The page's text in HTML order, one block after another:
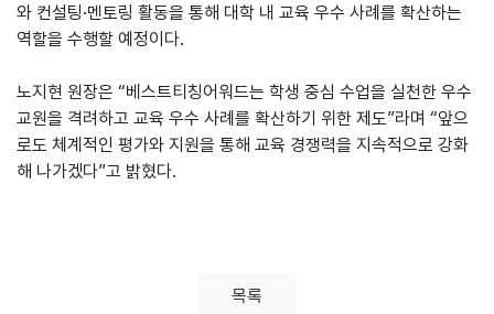
와 컨설팅·멘토링 활동을 통해 대학 내 교육 우수 사례를 확산하는
역할을 수행할 예정이다.
노지현 원장은 “베스트티칭어워드는 학생 중심 수업을 실천한 우수
교원을 격려하고 교육 우수 사례를 확산하기 위한 제도”라며 “앞으
로도 체계적인 평가와 지원을 통해 교육 경쟁력을 지속적으로 강화
해 나가겠다”고 밝혔다.
목록